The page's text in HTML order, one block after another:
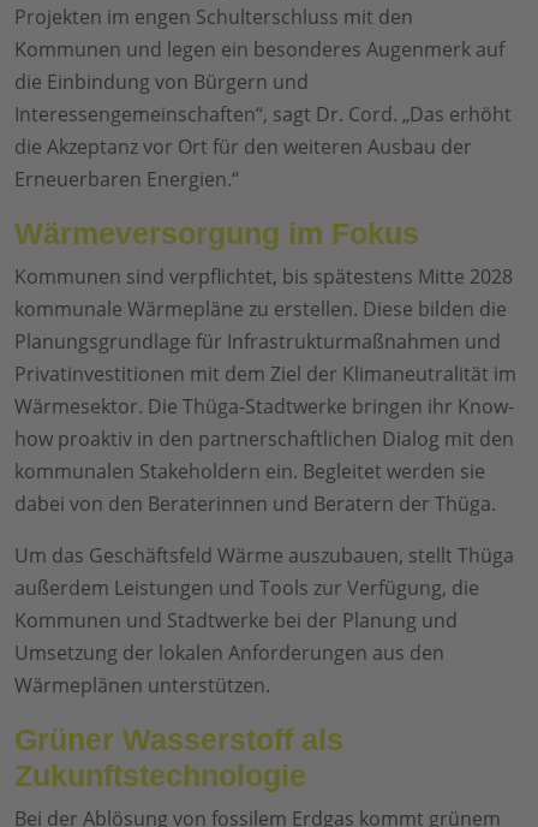
Projekten im engen Schulterschluss mit den
Kommunen und legen ein besonderes Augenmerk auf
die Einbindung von Bürgern und
Interessengemeinschaften“, sagt Dr. Cord. „Das erhöht
die Akzeptanz vor Ort für den weiteren Ausbau der
Erneuerbaren Energien.“
Wärmeversorgung im Fokus
Kommunen sind verpflichtet, bis spätestens Mitte 2028
kommunale Wärmepläne zu erstellen. Diese bilden die
Planungsgrundlage für Infrastrukturmaßnahmen und
Privatinvestitionen mit dem Ziel der Klimaneutralität im
Wärmesektor. Die Thüga-Stadtwerke bringen ihr Know-
how proaktiv in den partnerschaftlichen Dialog mit den
kommunalen Stakeholdern ein. Begleitet werden sie
dabei von den Beraterinnen und Beratern der Thüga.
Um das Geschäftsfeld Wärme auszubauen, stellt Thüga
außerdem Leistungen und Tools zur Verfügung, die
Kommunen und Stadtwerke bei der Planung und
Umsetzung der lokalen Anforderungen aus den
Wärmeplänen unterstützen.
Grüner Wasserstoff als
Zukunftstechnologie
Bei der Ablösung von fossilem Erdgas kommt grünem